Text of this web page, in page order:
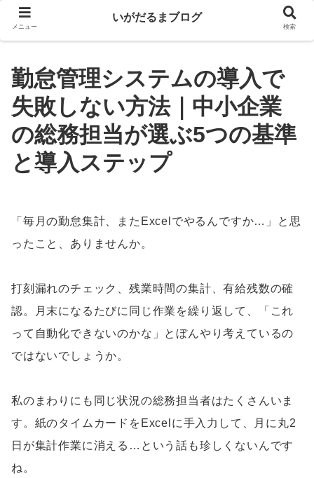
勤怠管理システムの導入で
失敗しない方法｜中小企業
の総務担当が選ぶ5つの基準
と導入ステップ
「毎月の勤怠集計、またExcelでやるんですか…」と思
ったこと、ありませんか。
打刻漏れのチェック、残業時間の集計、有給残数の確
認。月末になるたびに同じ作業を繰り返して、「これ
って自動化できないのかな」とぼんやり考えているの
ではないでしょうか。
私のまわりにも同じ状況の総務担当者はたくさんいま
す。紙のタイムカードをExcelに手入力して、月に丸2
日が集計作業に消える…という話も珍しくないんです
ね。
メニュー
いがだるまブログ
検索